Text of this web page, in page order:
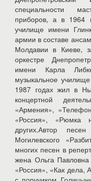
специальности
приборов, а в 1964
училище имени
армии в составе
Молдавии в Киеве,
оркестре
имени Карла
музыкальное
1987 годах жил в
концертной
«Армения»,
«Россия», «Рюмка
других.Автор
Могилевского
многих песен в
жена Ольга
«Россия», «Как дела,